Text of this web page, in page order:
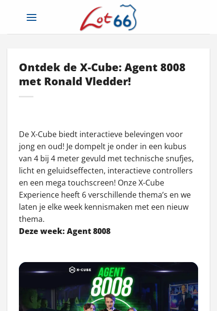
Ontdek de X-Cube: Agent 8008
met Ronald Vledder!
De X-Cube biedt interactieve belevingen voor
jong en oud! Je dompelt je onder in een kubus
van 4 bij 4 meter gevuld met technische snufjes,
licht en geluidseffecten, interactieve controllers
en een mega touchscreen! Onze X-Cube
Experience heeft 6 verschillende thema’s en we
laten je elke week kennismaken met een nieuw
thema.
Deze week: Agent 8008